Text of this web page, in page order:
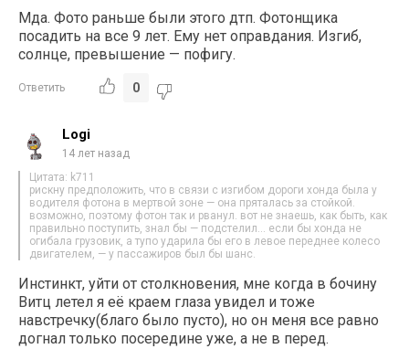
Мда. Фото раньше были этого дтп. Фотонщика
посадить на все 9 лет. Ему нет оправдания. Изгиб,
солнце, превышение — пофигу.
Ответить 0
Logi
14 лет назад
Цитата: k711
рискну предположить, что в связи с изгибом дороги хонда была у
водителя фотона в мертвой зоне — она пряталась за стойкой.
возможно, поэтому фотон так и рванул. вот не знаешь, как быть, как
правильно поступить, знал бы — подстелил… если бы хонда не
огибала грузовик, а тупо ударила бы его в левое переднее колесо
двигателем, — у пассажиров был бы шанс.
Инстинкт, уйти от столкновения, мне когда в бочину
Витц летел я её краем глаза увидел и тоже
навстречку(благо было пусто), но он меня все равно
догнал только посередине уже, а не в перед.